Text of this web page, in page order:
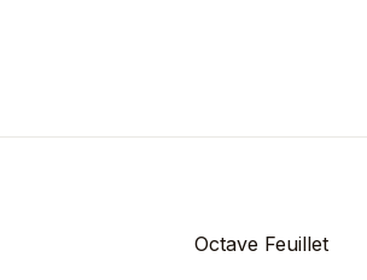
Octave Feuillet